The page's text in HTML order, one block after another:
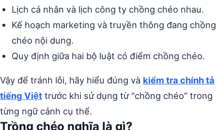
Lịch cá nhân và lịch công ty chồng chéo nhau.
Kế hoạch marketing và truyền thông đang chồng
chéo nội dung.
Quy định giữa hai bộ luật có điểm chồng chéo.
Vậy để tránh lỗi, hãy hiểu đúng và kiểm tra chính tả
tiếng Việt trước khi sử dụng từ “chồng chéo” trong
từng ngữ cảnh cụ thể.
Trồng chéo nghĩa là gì?